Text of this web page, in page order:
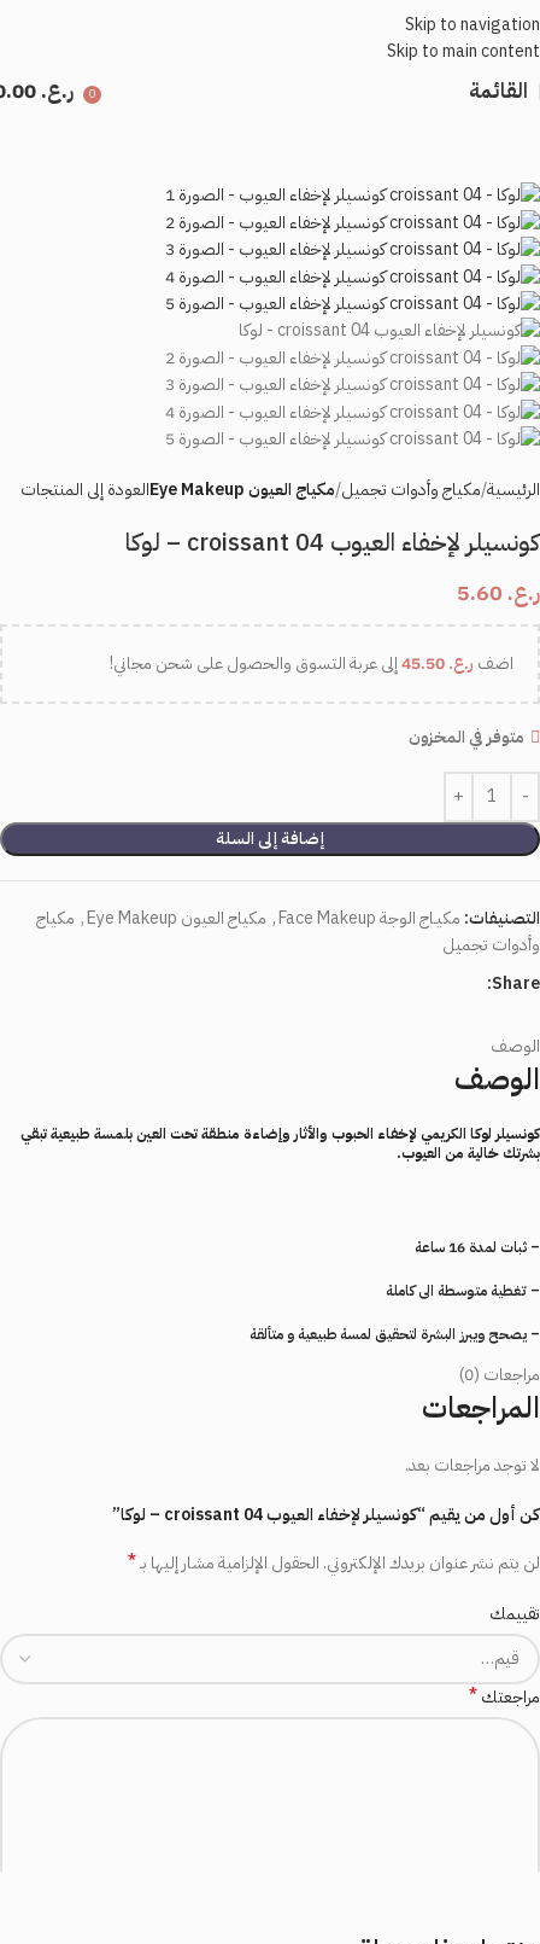
Skip to navigation
Skip to main content
القائمة 0 ر.ع.
الرئيسية مكياج وأدوات تجميل مكياج العيون Eye Makeup العودة إلى المنتجات
كونسيلر لإخفاء العيوب croissant 04 – لوكا
ر.ع.
اضف ر.ع. إلى عربة التسوق والحصول على شحن مجاني!
متوفر في المخزون
إضافة إلى السلة
التصنيفات: مكيـاج الوجة Face Makeup , مكياج العيون Eye Makeup , مكياج
وأدوات تجميل
Share:
الوصف
الوصف
كونسيلر لوكا الكريمي لإخفاء الحبوب والأثار وإضاءة منطقةتحت العينبلمسة طبيعيةتبقي
بشرتكخالية من العيوب.
– ثبات لمدة 16 ساعة
– تغطية متوسطة الى كاملة
– يصحح ويبرز البشرة لتحقيق لمسة طبيعية و متألقة
– ننصح باختيار درجة للتصحيح ودرجة للتنوير
مراجعات (0)
المراجعات
لا توجد مراجعات بعد.
كن أول من يقيم “كونسيلر لإخفاء العيوب croissant 04 – لوكا”
لن يتم نشر عنوان بريدك الإلكتروني. الحقول الإلزامية مشار إليها بـ*
تقييمك
مراجعتك*